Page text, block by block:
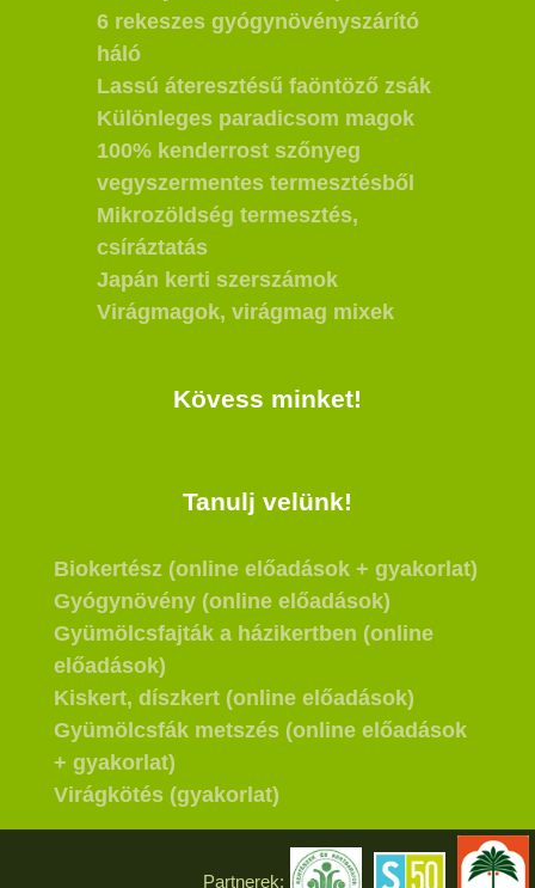
6 rekeszes gyógynövényszárító
háló
Lassú áteresztésű faöntöző zsák
Különleges paradicsom magok
100% kenderrost szőnyeg
vegyszermentes termesztésből
Mikrozöldség termesztés,
csíráztatás
Japán kerti szerszámok
Virágmagok, virágmag mixek
Kövess minket!
Tanulj velünk!
Biokertész (online előadások + gyakorlat)
Gyógynövény (online előadások)
Gyümölcsfajták a házikertben (online
előadások)
Kiskert, díszkert (online előadások)
Gyümölcsfák metszés (online előadások
+ gyakorlat)
Virágkötés (gyakorlat)
Partnerek: